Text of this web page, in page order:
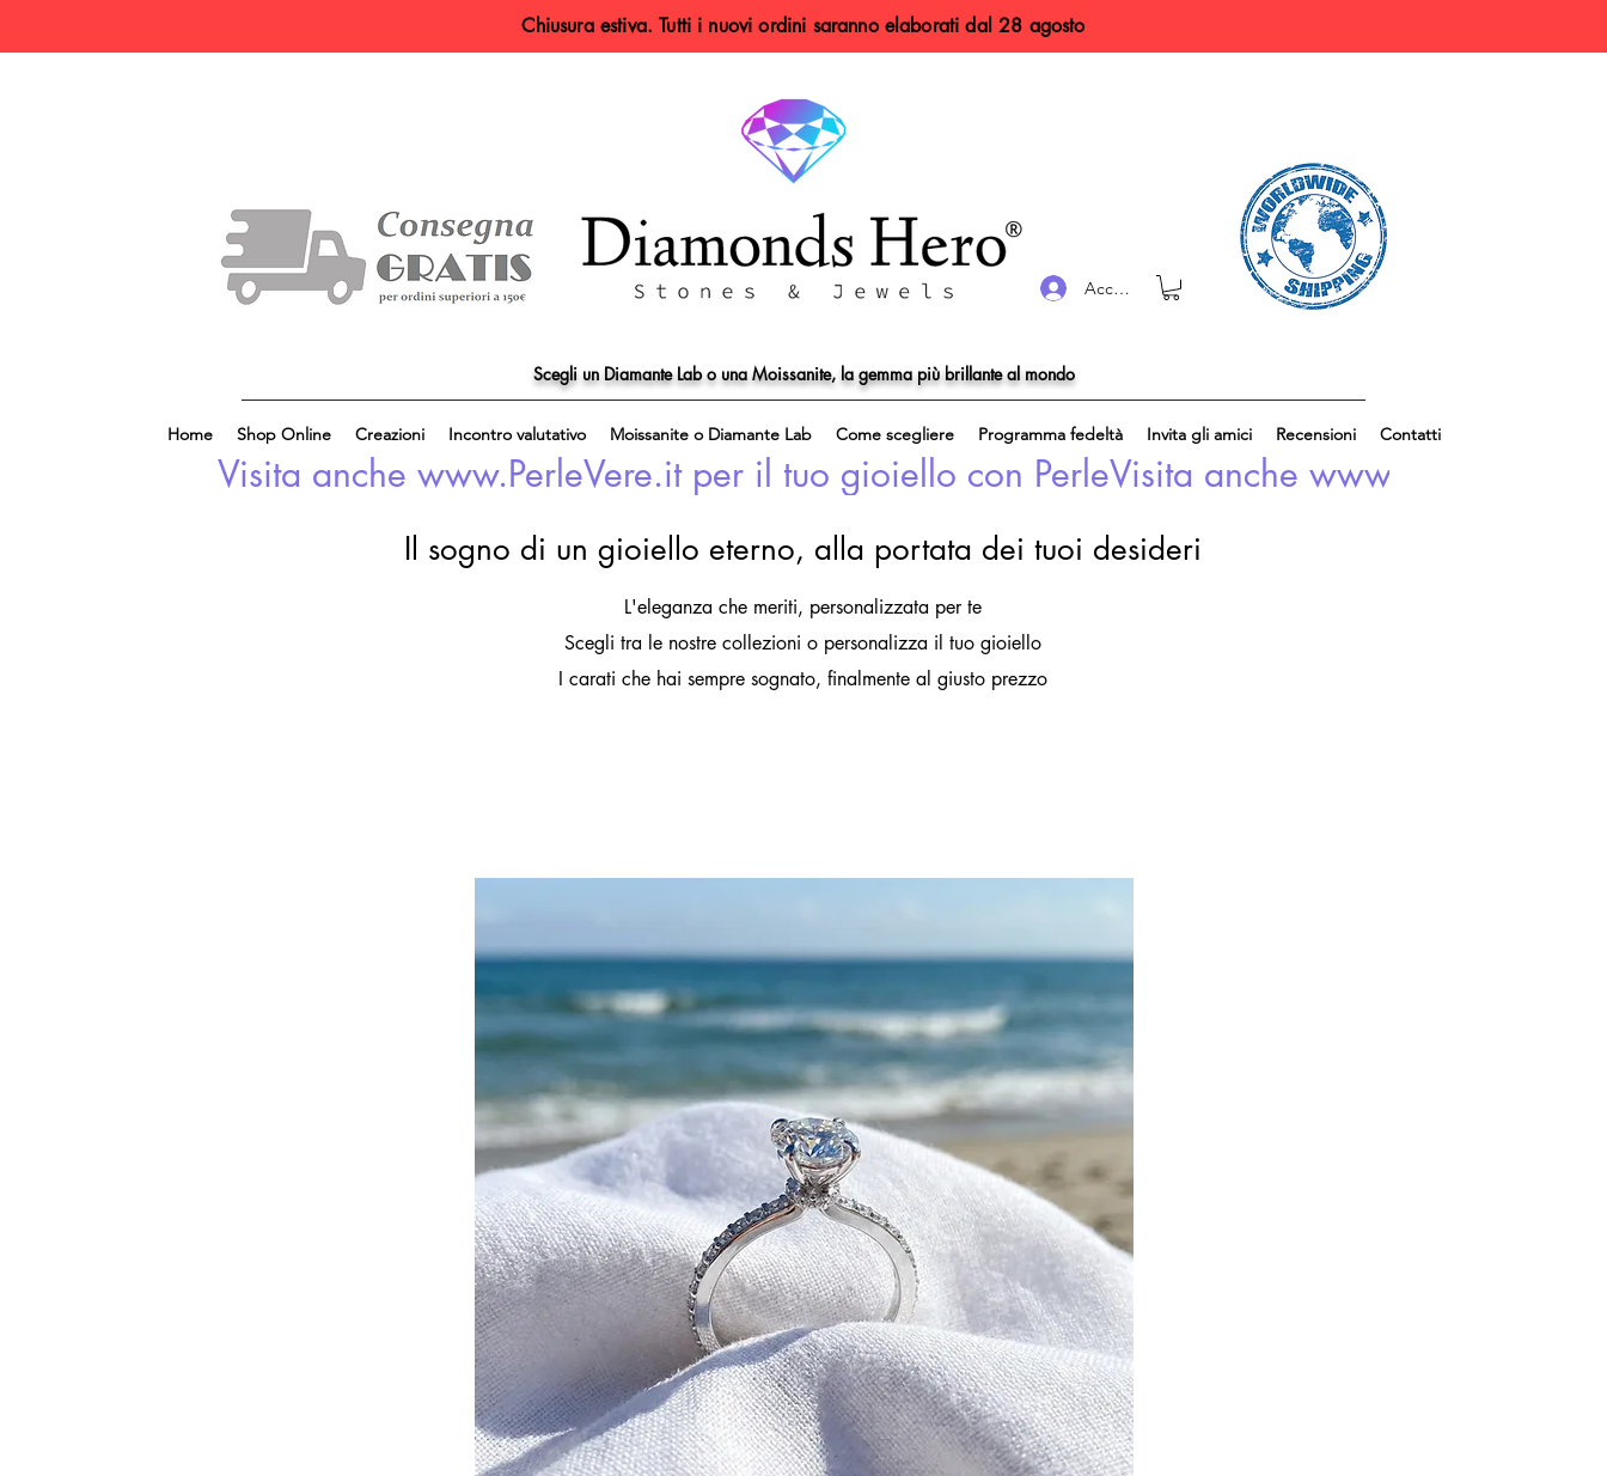
Chiusura estiva. Tutti i nuovi ordini saranno elaborati dal 28 agosto
Accedi
Scegli un Diamante Lab o una Moissanite, la gemma più brillante al mondo
Home Shop Online Creazioni Incontro valutativo Moissanite o Diamante Lab Come scegliere Programma fedeltà Invita gli amici Recensioni Contatti
Visita anche www.PerleVere.it per il tuo gioiello con Perle
Il sogno di un gioiello eterno, alla portata dei tuoi desideri
L'eleganza che meriti, personalizzata per te
Scegli tra le nostre collezioni o personalizza il tuo gioiello
I carati che hai sempre sognato, finalmente al giusto prezzo